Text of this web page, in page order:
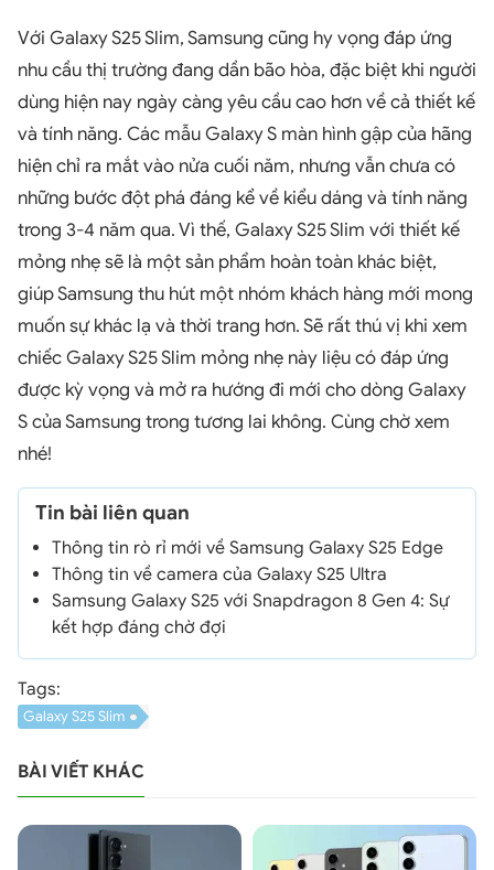
Với Galaxy S25 Slim, Samsung cũng hy vọng đáp ứng
nhu cầu thị trường đang dần bão hòa, đặc biệt khi người
dùng hiện nay ngày càng yêu cầu cao hơn về cả thiết kế
và tính năng. Các mẫu Galaxy S màn hình gập của hãng
hiện chỉ ra mắt vào nửa cuối năm, nhưng vẫn chưa có
những bước đột phá đáng kể về kiểu dáng và tính năng
trong 3-4 năm qua. Vì thế, Galaxy S25 Slim với thiết kế
mỏng nhẹ sẽ là một sản phẩm hoàn toàn khác biệt,
giúp Samsung thu hút một nhóm khách hàng mới mong
muốn sự khác lạ và thời trang hơn. Sẽ rất thú vị khi xem
chiếc Galaxy S25 Slim mỏng nhẹ này liệu có đáp ứng
được kỳ vọng và mở ra hướng đi mới cho dòng Galaxy
S của Samsung trong tương lai không. Cùng chờ xem
nhé!
Tin bài liên quan
Thông tin rò rỉ mới về Samsung Galaxy S25 Edge
Thông tin về camera của Galaxy S25 Ultra
Samsung Galaxy S25 với Snapdragon 8 Gen 4: Sự
kết hợp đáng chờ đợi
Tags:
Galaxy S25 Slim
BÀI VIẾT KHÁC